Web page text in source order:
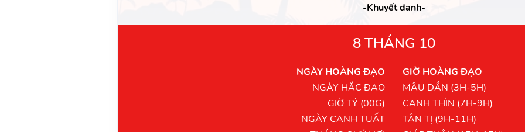
-Khuyết danh-
8 THÁNG 10
NGÀY HOÀNG ĐẠO
NGÀY HẮC ĐẠO
GIỜ TÝ (00G)
NGÀY CANH TUẤT
GIỜ HOÀNG ĐẠO
MẬU DẦN (3H-5H)
CANH THÌN (7H-9H)
TÂN TỊ (9H-11H)